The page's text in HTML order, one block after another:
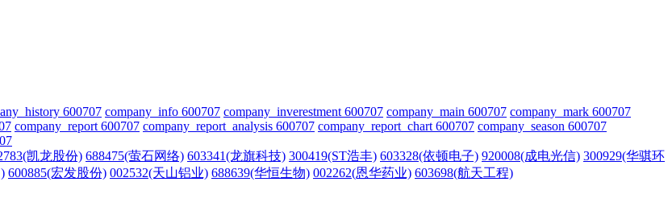
600707 company_info 600707 company_inverestment 600707 company_main 600707 company_mark 600707
company_report 600707 company_report_analysis 600707 company_report_chart 600707 company_season 600707
凯龙股份) 688475(萤石网络) 603341(龙旗科技) 300419(ST浩丰) 603328(依顿电子) 920008(成电光信) 300929(华骐环
600885(宏发股份) 002532(天山铝业) 688639(华恒生物) 002262(恩华药业) 603698(航天工程)